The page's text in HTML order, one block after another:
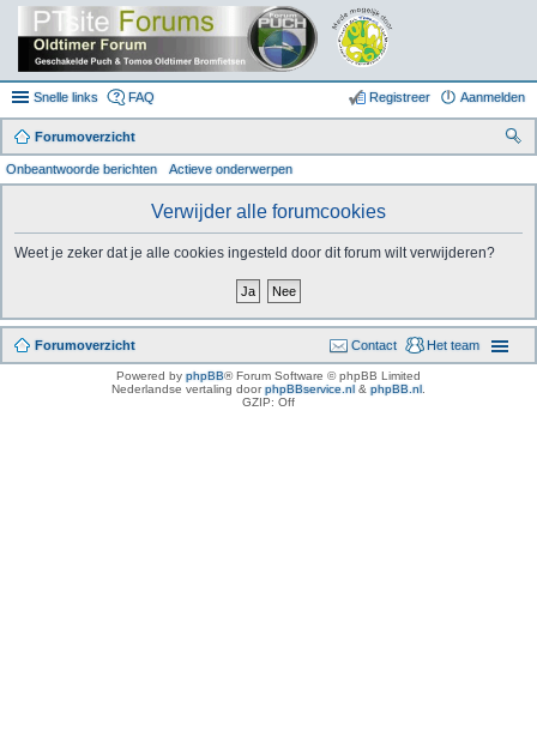
Snelle links FAQ Aanmelden
Registreer
Forumoverzicht
Onbeantwoorde berichten Actieve onderwerpen
Verwijder alle forumcookies
Weet je zeker dat je alle cookies ingesteld door dit forum wilt verwijderen?
Forumoverzicht Het team
Contact
Powered by phpBB® Forum Software © phpBB Limited
Nederlandse vertaling doorphpBBservice.nl & phpBB.nl
GZIP: Off